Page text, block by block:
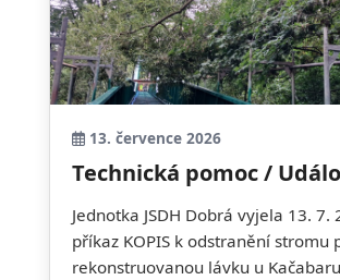
13. července 2026
Technická pomoc /
Jednotka JSDH Dobrá vyjela 13. 7.
příkaz KOPIS k odstranění stromu
rekonstruovanou lávku u